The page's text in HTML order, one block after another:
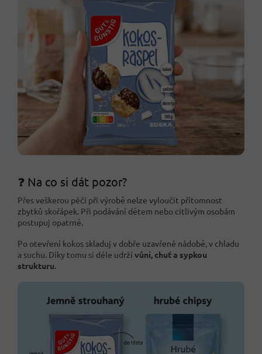
❓ Na co si dát pozor?
Přes veškerou péči při výrobě nelze vyloučit přítomnost
zbytků skořápek. Při podávání dětem nebo citlivým osobám
postupuj opatrně.
Po otevření kokos skladuj v dobře uzavřené nádobě, v chladu
a suchu. Díky tomu si déle udrží vůni, chuť a sypkou
strukturu.